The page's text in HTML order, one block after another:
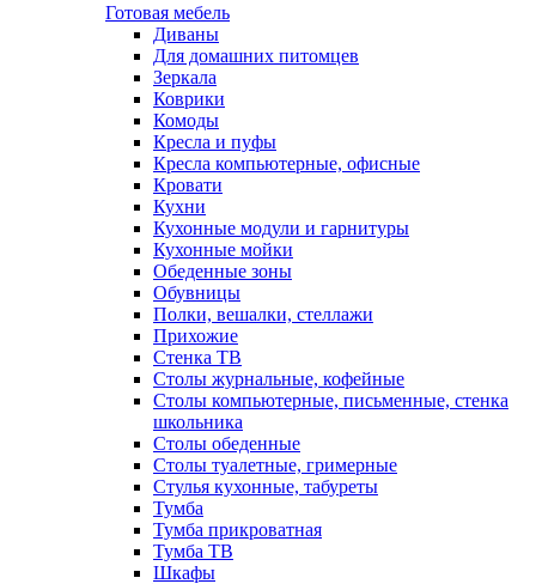
Готовая мебель
Диваны
Для домашних питомцев
Зеркала
Коврики
Комоды
Кресла и пуфы
Кресла компьютерные, офисные
Кровати
Кухни
Кухонные модули и гарнитуры
Кухонные мойки
Обеденные зоны
Обувницы
Полки, вешалки, стеллажи
Прихожие
Стенка ТВ
Столы журнальные, кофейные
Столы компьютерные, письменные, стенка
школьника
Столы обеденные
Столы туалетные, гримерные
Стулья кухонные, табуреты
Тумба
Тумба прикроватная
Тумба ТВ
Шкафы